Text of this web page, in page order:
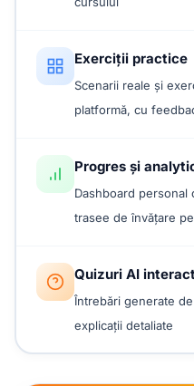
Exerciții practice
Scenarii reale și
platformă, cu
Progres și
Dashboard personal
trasee de învățare
Quizuri AI
Întrebări generate
explicații detaliate